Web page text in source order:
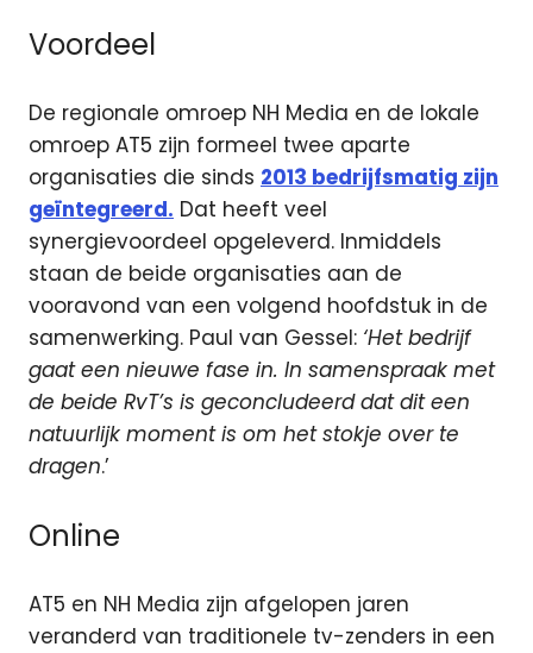
Voordeel
De regionale omroep NH Media en de lokale
omroep AT5 zijn formeel twee aparte
organisaties die sinds 2013 bedrijfsmatig zijn
geïntegreerd. Dat heeft veel
synergievoordeel opgeleverd. Inmiddels
staan de beide organisaties aan de
vooravond van een volgend hoofdstuk in de
samenwerking. Paul van Gessel: ‘Het bedrijf
gaat een nieuwe fase in. In samenspraak met
de beide RvT’s is geconcludeerd dat dit een
natuurlijk moment is om het stokje over te
dragen.’
Online
AT5 en NH Media zijn afgelopen jaren
veranderd van traditionele tv-zenders in een